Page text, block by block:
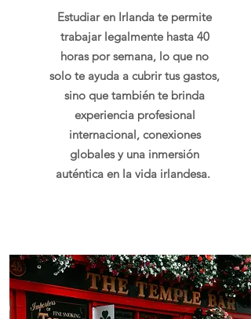
Estudiar en Irlanda te permite
trabajar legalmente hasta 40
horas por semana, lo que no
solo te ayuda a cubrir tus gastos,
sino que también te brinda
experiencia profesional
internacional, conexiones
globales y una inmersión
auténtica en la vida irlandesa.